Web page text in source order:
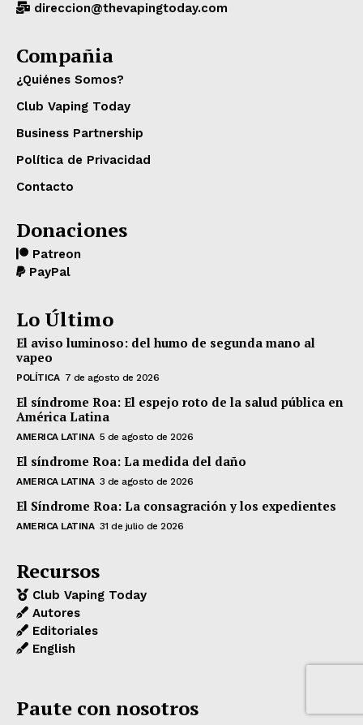
direccion@thevapingtoday.com
Compañia
¿Quiénes Somos?
Club Vaping Today
Business Partnership
Política de Privacidad
Contacto
Donaciones
Patreon
PayPal
Lo Último
El aviso luminoso: del humo de segunda mano al
vapeo
POLÍTICA 7 de agosto de 2026
El síndrome Roa: El espejo roto de la salud pública en
América Latina
AMERICA LATINA 5 de agosto de 2026
El síndrome Roa: La medida del daño
AMERICA LATINA 3 de agosto de 2026
El Síndrome Roa: La consagración y los expedientes
AMERICA LATINA 31 de julio de 2026
Recursos
Club Vaping Today
Autores
Editoriales
English
Paute con nosotros